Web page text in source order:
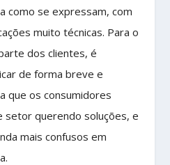
como se expressam, com
muito técnicas. Para o
dos clientes, é
de forma breve e
que os consumidores
setor querendo soluções, e
mais confusos em